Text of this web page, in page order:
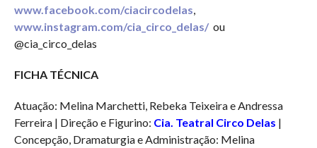
www.facebook.com/ciacircodelas,
www.instagram.com/cia_circo_delas/ou
@cia_circo_delas
FICHA TÉCNICA
Atuação: Melina Marchetti, Rebeka Teixeira e Andressa
Ferreira | Direção e Figurino: Cia. Teatral Circo Delas |
Concepção, Dramaturgia e Administração: Melina